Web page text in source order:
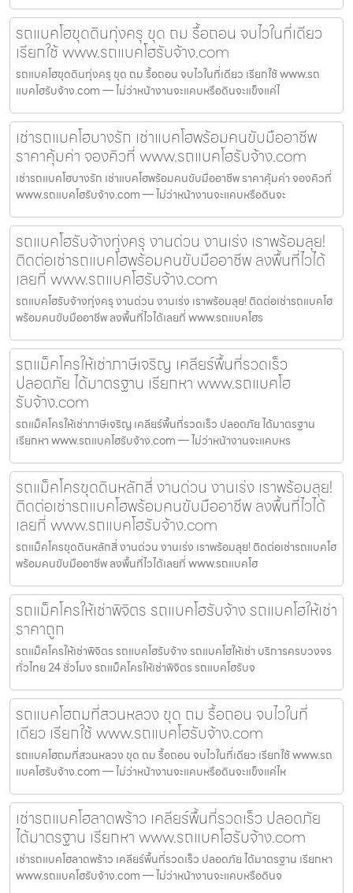
รถแบคโฮขุดดินทุ่งครุ ขุด ถม รื้อถอน จบไวในที่เดียว
เรียกใช้ www.รถแบคโฮรับจ้าง.com
รถแบคโฮขุดดินทุ่งครุ ขุด ถม รื้อถอน จบไวในที่เดียว เรียกใช้ www.รถ
แบคโฮรับจ้าง.com — ไม่ว่าหน้างานจะแคบหรือดินจะแข็งแค่ไ
เช่ารถแบคโฮบางรัก เช่าแบคโฮพร้อมคนขับมืออาชีพ
ราคาคุ้มค่า จองคิวที่ www.รถแบคโฮรับจ้าง.com
เช่ารถแบคโฮบางรัก เช่าแบคโฮพร้อมคนขับมืออาชีพ ราคาคุ้มค่า จองคิวที่
www.รถแบคโฮรับจ้าง.com — ไม่ว่าหน้างานจะแคบหรือดินจะ
รถแบคโฮรับจ้างทุ่งครุ งานด่วน งานเร่ง เราพร้อมลุย!
ติดต่อเช่ารถแบคโฮพร้อมคนขับมืออาชีพ ลงพื้นที่ไวได้
เลยที่ www.รถแบคโฮรับจ้าง.com
รถแบคโฮรับจ้างทุ่งครุ งานด่วน งานเร่ง เราพร้อมลุย! ติดต่อเช่ารถแบคโฮ
พร้อมคนขับมืออาชีพ ลงพื้นที่ไวได้เลยที่ www.รถแบคโฮร
รถแม็คโครให้เช่าภาษีเจริญ เคลียร์พื้นที่รวดเร็ว
ปลอดภัย ได้มาตรฐาน เรียกหา www.รถแบคโฮ
รับจ้าง.com
รถแม็คโครให้เช่าภาษีเจริญ เคลียร์พื้นที่รวดเร็ว ปลอดภัย ได้มาตรฐาน
เรียกหา www.รถแบคโฮรับจ้าง.com — ไม่ว่าหน้างานจะแคบหร
รถแม็คโครขุดดินหลักสี่ งานด่วน งานเร่ง เราพร้อมลุย!
ติดต่อเช่ารถแบคโฮพร้อมคนขับมืออาชีพ ลงพื้นที่ไวได้
เลยที่ www.รถแบคโฮรับจ้าง.com
รถแม็คโครขุดดินหลักสี่ งานด่วน งานเร่ง เราพร้อมลุย! ติดต่อเช่ารถแบคโฮ
พร้อมคนขับมืออาชีพ ลงพื้นที่ไวได้เลยที่ www.รถแบคโฮ
รถแม็คโครให้เช่าพิจิตร รถแบคโฮรับจ้าง รถแบคโฮให้เช่า
ราคาถูก
รถแม็คโครให้เช่าพิจิตร รถแบคโฮรับจ้าง รถแบคโฮให้เช่า บริการครบวงจร
ทั่วไทย 24 ชั่วโมง รถแม็คโครให้เช่าพิจิตร รถแบคโฮรับจ
รถแบคโฮถมที่สวนหลวง ขุด ถม รื้อถอน จบไวในที่
เดียว เรียกใช้ www.รถแบคโฮรับจ้าง.com
รถแบคโฮถมที่สวนหลวง ขุด ถม รื้อถอน จบไวในที่เดียว เรียกใช้ www.รถ
แบคโฮรับจ้าง.com — ไม่ว่าหน้างานจะแคบหรือดินจะแข็งแค่ไห
เช่ารถแบคโฮลาดพร้าว เคลียร์พื้นที่รวดเร็ว ปลอดภัย
ได้มาตรฐาน เรียกหา www.รถแบคโฮรับจ้าง.com
เช่ารถแบคโฮลาดพร้าว เคลียร์พื้นที่รวดเร็ว ปลอดภัย ได้มาตรฐาน เรียกหา
www.รถแบคโฮรับจ้าง.com — ไม่ว่าหน้างานจะแคบหรือดินจ